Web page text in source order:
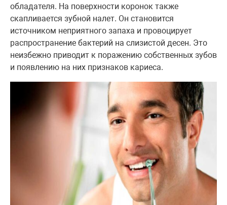
обладателя. На поверхности коронок также
скапливается зубной налет. Он становится
источником неприятного запаха и провоцирует
распространение бактерий на слизистой десен. Это
неизбежно приводит к поражению собственных зубов
и появлению на них признаков кариеса.